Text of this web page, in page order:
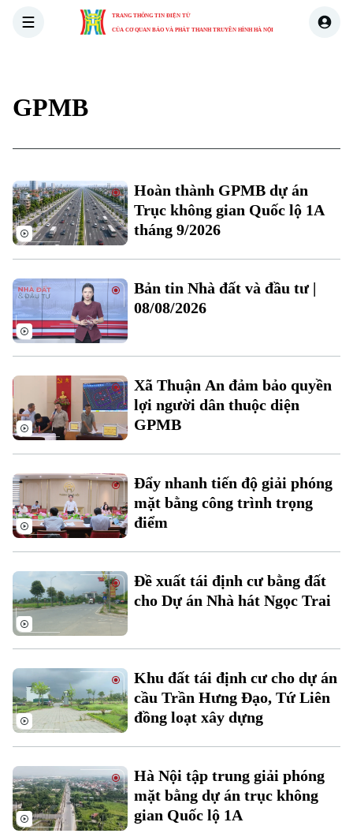
TRANG THÔNG TIN ĐIỆN TỬ
CỦA CƠ QUAN BÁO VÀ PHÁT THANH TRUYỀN HÌNH HÀ NỘI
Xu hướng
Chuyên mục
Hà Nội
Chính trị
Hà Nội
Nhịp sống Hà Nội
Thế giới
GPMB
Hoàn thành GPMB dự án
Trục không gian Quốc lộ 1A
tháng 9/2026
Bản tin Nhà đất và đầu tư |
08/08/2026
Xã Thuận An đảm bảo quyền
lợi người dân thuộc diện
GPMB
Đẩy nhanh tiến độ giải phóng
mặt bằng công trình trọng
điểm
Đề xuất tái định cư bằng đất
cho Dự án Nhà hát Ngọc Trai
Khu đất tái định cư cho dự án
cầu Trần Hưng Đạo, Tứ Liên
đồng loạt xây dựng
Hà Nội tập trung giải phóng
mặt bằng dự án trục không
gian Quốc lộ 1A